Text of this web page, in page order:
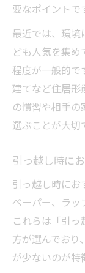
要なポイントで
最近では、環境
ども人気を集
程度が一般的で
建てなど住居形
の慣習や相手の
選ぶことが大切
引っ越し時に
引っ越し時に
ペーパー、ラッ
これらは「引
方が選んでおり
が少ないのが特